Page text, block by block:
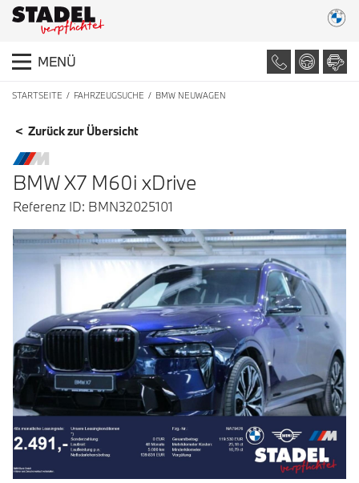
MENÜ
STARTSEITE FAHRZEUGSUCHE BMW NEUWAGEN
FAHRZEUGDETAILS
< Zurück zur Übersicht
BMW X7 M60i xDrive
Referenz ID: BMN32025101